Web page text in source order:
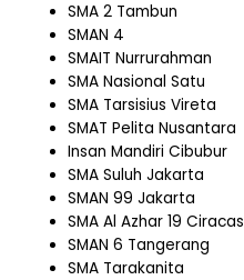
SMA 2 Tambun
SMAN 4
SMAIT Nurrurahman
SMA Nasional Satu
SMA Tarsisius Vireta
SMAT Pelita Nusantara
Insan Mandiri Cibubur
SMA Suluh Jakarta
SMAN 99 Jakarta
SMA Al Azhar 19 Ciracas
SMAN 6 Tangerang
SMA Tarakanita